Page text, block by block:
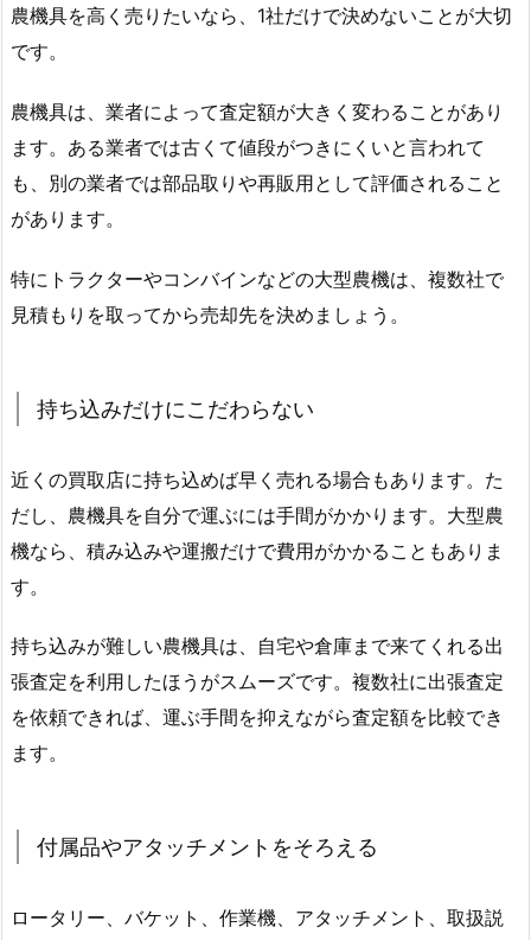
農機具を高く売りたいなら、1社だけで決めないことが大切
です。
農機具は、業者によって査定額が大きく変わることがあり
ます。ある業者では古くて値段がつきにくいと言われて
も、別の業者では部品取りや再販用として評価されること
があります。
特にトラクターやコンバインなどの大型農機は、複数社で
見積もりを取ってから売却先を決めましょう。
持ち込みだけにこだわらない
近くの買取店に持ち込めば早く売れる場合もあります。た
だし、農機具を自分で運ぶには手間がかかります。大型農
機なら、積み込みや運搬だけで費用がかかることもありま
す。
持ち込みが難しい農機具は、自宅や倉庫まで来てくれる出
張査定を利用したほうがスムーズです。複数社に出張査定
を依頼できれば、運ぶ手間を抑えながら査定額を比較でき
ます。
付属品やアタッチメントをそろえる
ロータリー、バケット、作業機、アタッチメント、取扱説